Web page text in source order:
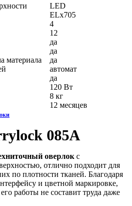
LED
ELx705
4
12
да
да
материала
да
автомат
да
120 Вт
8 кг
12 месяцев
085A
оверлок с
отлично подходит для
по плотности тканей. Благодаря
и цветной маркировке,
работы не составит труда даже